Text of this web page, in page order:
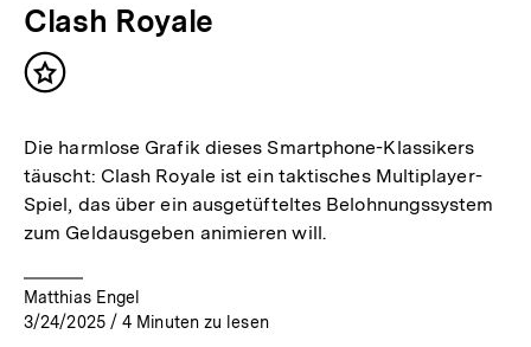
Clash Royale
Inhalt
Die harmlose Grafik dieses Smartphone-Klassikers
täuscht: Clash Royale ist ein taktisches Multiplayer-
Spiel, das über ein ausgetüfteltes Belohnungssystem
zum Geldausgeben animieren will.
Matthias Engel
3/24/2025 / 4 Minuten zu lesen